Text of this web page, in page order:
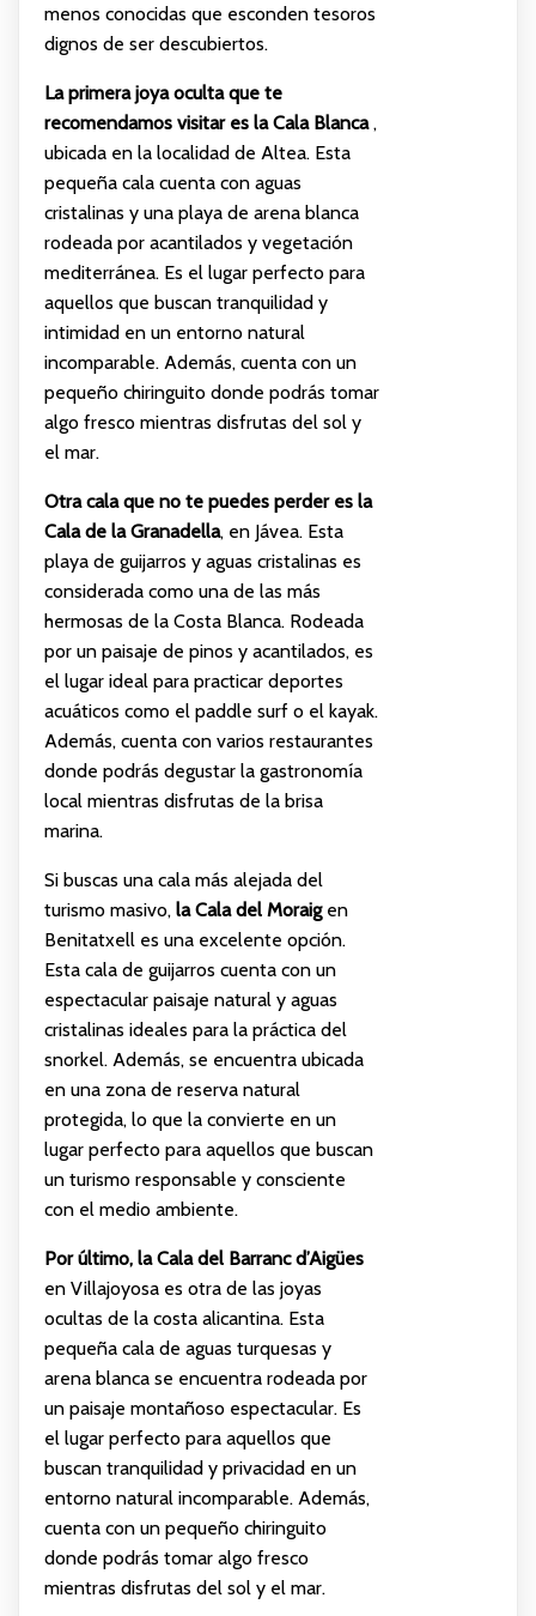
menos conocidas que esconden tesoros
dignos de ser descubiertos.
La primera joya oculta que te
recomendamos visitar es la Cala Blanca ,
ubicada en la localidad de Altea. Esta
pequeña cala cuenta con aguas
cristalinas y una playa de arena blanca
rodeada por acantilados y vegetación
mediterránea. Es el lugar perfecto para
aquellos que buscan tranquilidad y
intimidad en un entorno natural
incomparable. Además, cuenta con un
pequeño chiringuito donde podrás tomar
algo fresco mientras disfrutas del sol y
el mar.
Otra cala que no te puedes perder es la
Cala de la Granadella, en Jávea. Esta
playa de guijarros y aguas cristalinas es
considerada como una de las más
hermosas de la Costa Blanca. Rodeada
por un paisaje de pinos y acantilados, es
el lugar ideal para practicar deportes
acuáticos como el paddle surf o el kayak.
Además, cuenta con varios restaurantes
donde podrás degustar la gastronomía
local mientras disfrutas de la brisa
marina.
Si buscas una cala más alejada del
turismo masivo, la Cala del Moraigen
Benitatxell es una excelente opción.
Esta cala de guijarros cuenta con un
espectacular paisaje natural y aguas
cristalinas ideales para la práctica del
snorkel. Además, se encuentra ubicada
en una zona de reserva natural
protegida, lo que la convierte en un
lugar perfecto para aquellos que buscan
un turismo responsable y consciente
con el medio ambiente.
Por último, la Cala del Barranc d’Aigües
en Villajoyosa es otra de las joyas
ocultas de la costa alicantina. Esta
pequeña cala de aguas turquesas y
arena blanca se encuentra rodeada por
un paisaje montañoso espectacular. Es
el lugar perfecto para aquellos que
buscan tranquilidad y privacidad en un
entorno natural incomparable. Además,
cuenta con un pequeño chiringuito
donde podrás tomar algo fresco
mientras disfrutas del sol y el mar.